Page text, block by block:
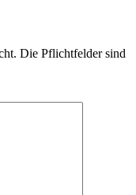
Die Pflichtfelder sind